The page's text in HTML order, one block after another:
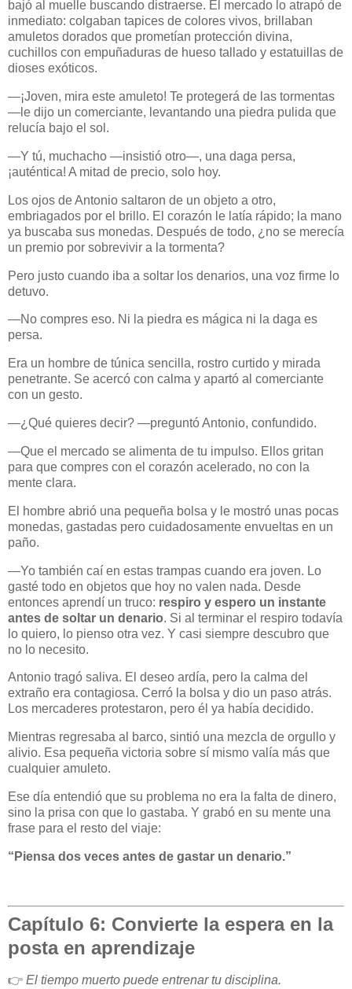
bajó al muelle buscando distraerse. El mercado lo atrapó de
inmediato: colgaban tapices de colores vivos, brillaban
amuletos dorados que prometían protección divina,
cuchillos con empuñaduras de hueso tallado y estatuillas de
dioses exóticos.
—¡Joven, mira este amuleto! Te protegerá de las tormentas
—le dijo un comerciante, levantando una piedra pulida que
relucía bajo el sol.
—Y tú, muchacho —insistió otro—, una daga persa,
¡auténtica! A mitad de precio, solo hoy.
Los ojos de Antonio saltaron de un objeto a otro,
embriagados por el brillo. El corazón le latía rápido; la mano
ya buscaba sus monedas. Después de todo, ¿no se merecía
un premio por sobrevivir a la tormenta?
Pero justo cuando iba a soltar los denarios, una voz firme lo
detuvo.
—No compres eso. Ni la piedra es mágica ni la daga es
persa.
Era un hombre de túnica sencilla, rostro curtido y mirada
penetrante. Se acercó con calma y apartó al comerciante
con un gesto.
—¿Qué quieres decir? —preguntó Antonio, confundido.
—Que el mercado se alimenta de tu impulso. Ellos gritan
para que compres con el corazón acelerado, no con la
mente clara.
El hombre abrió una pequeña bolsa y le mostró unas pocas
monedas, gastadas pero cuidadosamente envueltas en un
paño.
—Yo también caí en estas trampas cuando era joven. Lo
gasté todo en objetos que hoy no valen nada. Desde
entonces aprendí un truco: respiro y espero un instante
antes de soltar un denario. Si al terminar el respiro todavía
lo quiero, lo pienso otra vez. Y casi siempre descubro que
no lo necesito.
Antonio tragó saliva. El deseo ardía, pero la calma del
extraño era contagiosa. Cerró la bolsa y dio un paso atrás.
Los mercaderes protestaron, pero él ya había decidido.
Mientras regresaba al barco, sintió una mezcla de orgullo y
alivio. Esa pequeña victoria sobre sí mismo valía más que
cualquier amuleto.
Ese día entendió que su problema no era la falta de dinero,
sino la prisa con que lo gastaba. Y grabó en su mente una
frase para el resto del viaje:
“Piensa dos veces antes de gastar un denario.”
Capítulo 6: Convierte la espera en la
posta en aprendizaje
👉 El tiempo muerto puede entrenar tu disciplina.